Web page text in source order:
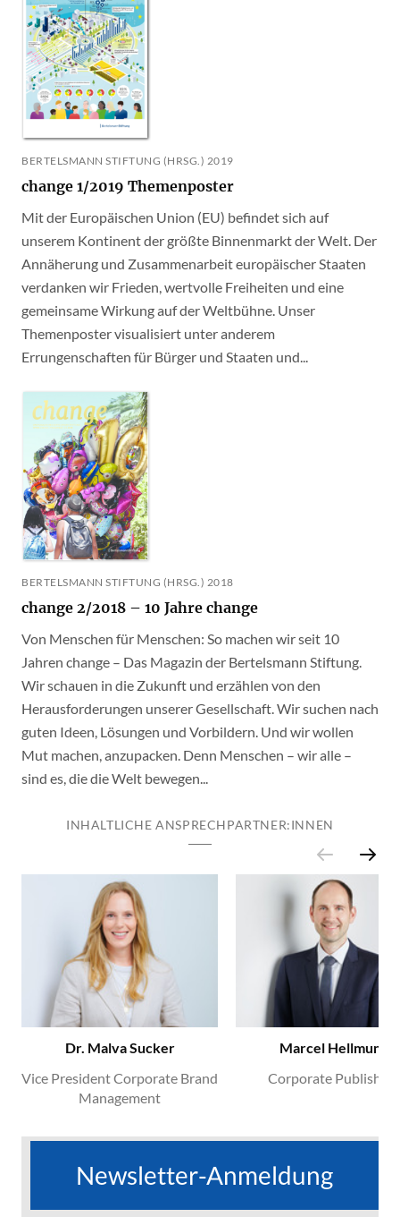
BERTELSMANN STIFTUNG (HRSG.) 2019
change 1/2019 Themenposter
Mit der Europäischen Union (EU) befindet sich auf
unserem Kontinent der größte Binnenmarkt der Welt. Der
Annäherung und Zusammenarbeit europäischer Staaten
verdanken wir Frieden, wertvolle Freiheiten und eine
gemeinsame Wirkung auf der Weltbühne. Unser
Themenposter visualisiert unter anderem
Errungenschaften für Bürger und Staaten und...
BERTELSMANN STIFTUNG (HRSG.) 2018
change 2/2018 – 10 Jahre change
Von Menschen für Menschen: So machen wir seit 10
Jahren change – Das Magazin der Bertelsmann Stiftung.
Wir schauen in die Zukunft und erzählen von den
Herausforderungen unserer Gesellschaft. Wir suchen nach
guten Ideen, Lösungen und Vorbildern. Und wir wollen
Mut machen, anzupacken. Denn Menschen – wir alle –
sind es, die die Welt bewegen...
INHALTLICHE ANSPRECHPARTNER:INNEN
Dr. Malva Sucker
Vice President Corporate Brand
Management
Marcel Hellmund
Corporate Publishing
Newsletter-Anmeldung